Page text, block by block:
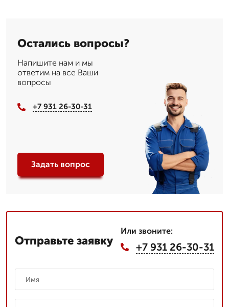
Остались вопросы?
Напишите нам и мы
ответим на все Ваши
вопросы
+7 931 26-30-31
Задать вопрос
Отправьте заявку
Или звоните:
+7 931 26-30-31